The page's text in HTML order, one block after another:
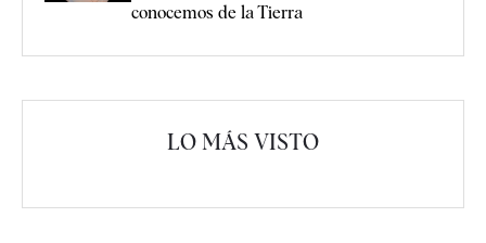
conocemos de la Tierra
LO MÁS VISTO